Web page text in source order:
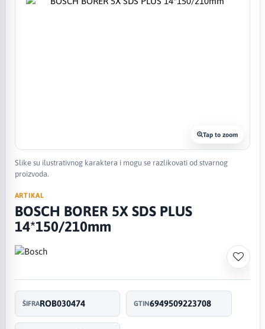
Tap to zoom
Slike su ilustrativnog karaktera i mogu se razlikovati od stvarnog
proizvoda.
ARTIKAL
BOSCH BORER 5X SDS PLUS
14*150/210mm
ŠIFRAROB030474 GTIN6949509223708